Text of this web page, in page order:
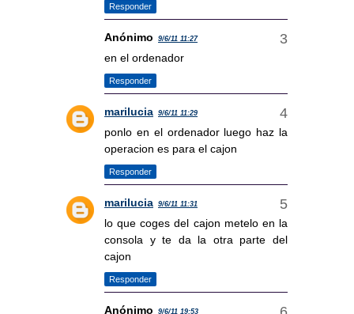
Responder
Anónimo 9/6/11 11:27
en el ordenador
Responder
marilucia 9/6/11 11:29
ponlo en el ordenador luego haz la
operacion es para el cajon
Responder
marilucia 9/6/11 11:31
lo que coges del cajon metelo en la
consola y te da la otra parte del
cajon
Responder
Anónimo 9/6/11 19:53